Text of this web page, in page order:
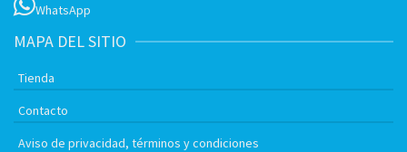
WhatsApp
MAPA DEL SITIO
Tienda
Contacto
Aviso de privacidad, términos y condiciones